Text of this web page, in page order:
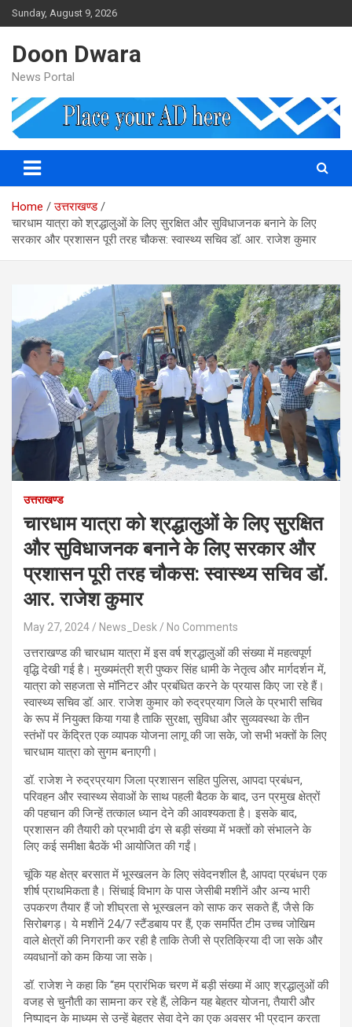
Skip
to
Sunday, August 9, 2026
Doon Dwara
News Portal
Home
उत्तराखण्ड
चारधाम यात्रा को श्रद्धालुओं के लिए सुरक्षित और सुविधाजनक बनाने के लिए
सरकार और प्रशासन पूरी तरह चौकस: स्वास्थ्य सचिव डॉ. आर. राजेश कुमार
उत्तराखण्ड
चारधाम यात्रा को श्रद्धालुओं के लिए सुरक्षित
और सुविधाजनक बनाने के लिए सरकार और
प्रशासन पूरी तरह चौकस: स्वास्थ्य सचिव डॉ.
आर. राजेश कुमार
May 27, 2024 News_Desk No Comments
उत्तराखण्ड की चारधाम यात्रा में इस वर्ष श्रद्धालुओं की संख्या में महत्वपूर्ण
वृद्धि देखी गई है। मुख्यमंत्री श्री पुष्कर सिंह धामी के नेतृत्व और मार्गदर्शन में,
यात्रा को सहजता से मॉनिटर और प्रबंधित करने के प्रयास किए जा रहे हैं।
स्वास्थ्य सचिव डॉ. आर. राजेश कुमार को रुद्रप्रयाग जिले के प्रभारी सचिव
के रूप में नियुक्त किया गया है ताकि सुरक्षा, सुविधा और सुव्यवस्था के तीन
स्तंभों पर केंद्रित एक व्यापक योजना लागू की जा सके, जो सभी भक्तों के लिए
चारधाम यात्रा को सुगम बनाएगी।
डॉ. राजेश ने रुद्रप्रयाग जिला प्रशासन सहित पुलिस, आपदा प्रबंधन,
परिवहन और स्वास्थ्य सेवाओं के साथ पहली बैठक के बाद, उन प्रमुख क्षेत्रों
की पहचान की जिन्हें तत्काल ध्यान देने की आवश्यकता है। इसके बाद,
प्रशासन की तैयारी को प्रभावी ढंग से बड़ी संख्या में भक्तों को संभालने के
लिए कई समीक्षा बैठकें भी आयोजित की गईं।
चूंकि यह क्षेत्र बरसात में भूस्खलन के लिए संवेदनशील है, आपदा प्रबंधन एक
शीर्ष प्राथमिकता है। सिंचाई विभाग के पास जेसीबी मशीनें और अन्य भारी
उपकरण तैयार हैं जो शीघ्रता से भूस्खलन को साफ कर सकते हैं, जैसे कि
सिरोबगड़। ये मशीनें 24/7 स्टैंडबाय पर हैं, एक समर्पित टीम उच्च जोखिम
वाले क्षेत्रों की निगरानी कर रही है ताकि तेजी से प्रतिक्रिया दी जा सके और
व्यवधानों को कम किया जा सके।
डॉ. राजेश ने कहा कि “हम प्रारंभिक चरण में बड़ी संख्या में आए श्रद्धालुओं की
वजह से चुनौती का सामना कर रहे हैं, लेकिन यह बेहतर योजना, तैयारी और
निष्पादन के माध्यम से उन्हें बेहतर सेवा देने का एक अवसर भी प्रदान करता